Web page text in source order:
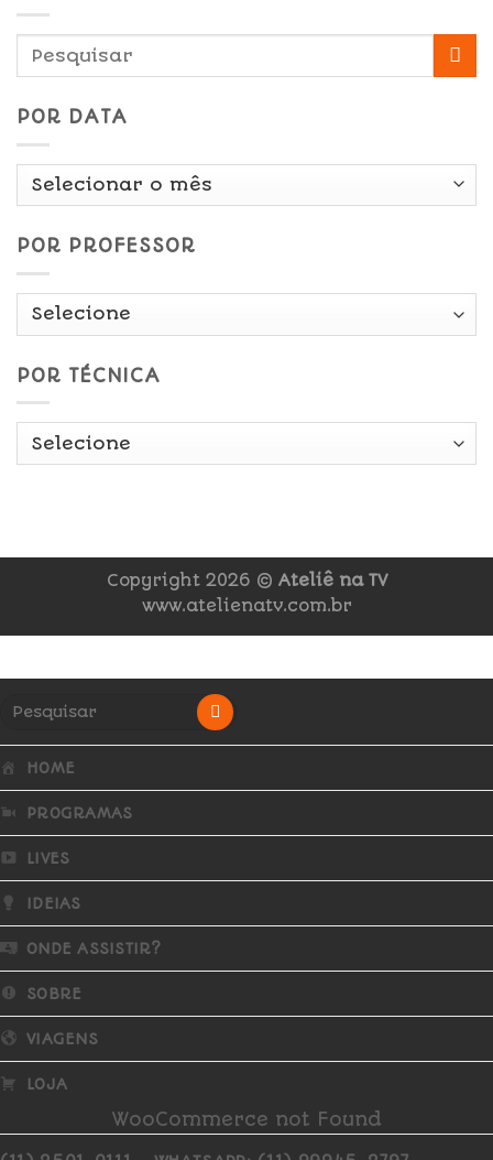
POR DATA
Por
POR PROFESSOR
POR TÉCNICA
Copyright 2026 © Ateliê na TV
www.atelienatv.com.br
HOME
PROGRAMAS
LIVES
IDEIAS
ONDE ASSISTIR?
SOBRE
VIAGENS
LOJA
WooCommerce not Found